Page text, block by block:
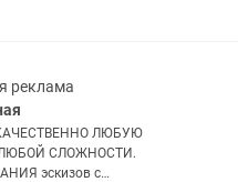
реклама
ЛЮБУЮ
СЛОЖНОСТИ.
эскизов с